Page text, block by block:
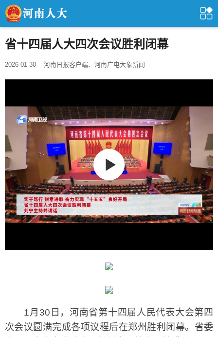
省十四届人大四次会议胜利闭幕
2026-01-30 河南日报客户端、河南广电大象新闻
1月30日，河南省第十四届人民代表大会第四
次会议圆满完成各项议程后在郑州胜利闭幕。省委